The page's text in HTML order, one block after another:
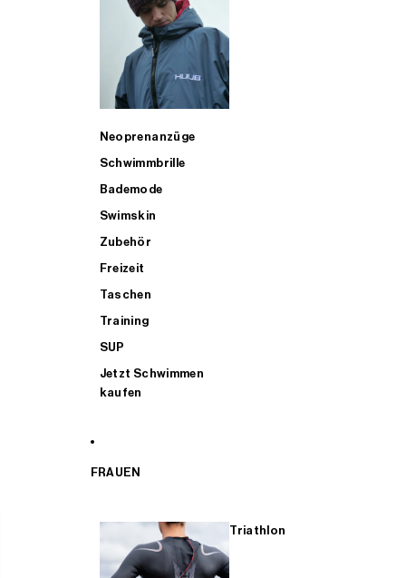
Neoprenanzüge
Schwimmbrille
Bademode
Swimskin
Zubehör
Freizeit
Taschen
Training
SUP
Jetzt Schwimmen
kaufen
FRAUEN
Triathlon